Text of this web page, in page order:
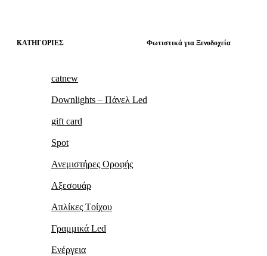
ΚΑΤΗΓΟΡΊΕΣ Φωτιστικά για Ξενοδοχεία
catnew
Downlights – Πάνελ Led
gift card
Spot
Ανεμιστήρες Οροφής
Αξεσουάρ
Απλίκες Tοίχου
Γραμμικά Led
Ενέργεια